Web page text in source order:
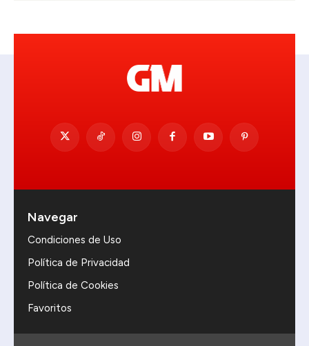
Navegar
Condiciones de Uso
Política de Privacidad
Política de Cookies
Favoritos